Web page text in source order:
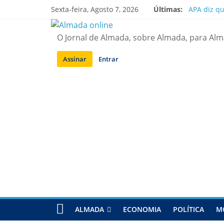
Sexta-feira, Agosto 7, 2026 Últimas:
APA diz
Ponte
Situação
O Jornal de Almada, sobre Almada, para
Assinar Entrar
ALMADA ECONOMIA POLÍTICA